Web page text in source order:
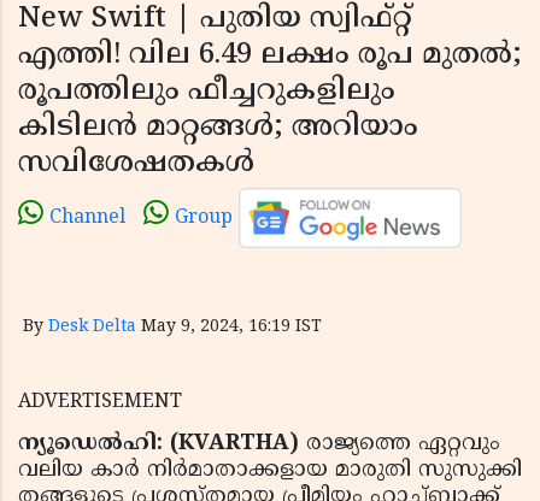
New Swift | പുതിയ സ്വിഫ്റ്റ്
എത്തി! വില 6.49 ലക്ഷം രൂപ മുതൽ;
രൂപത്തിലും ഫീച്ചറുകളിലും
കിടിലൻ മാറ്റങ്ങൾ; അറിയാം
സവിശേഷതകൾ
Channel Group
By Desk Delta May 9, 2024, 16:19 IST
ADVERTISEMENT
ന്യൂഡെൽഹി: (KVARTHA) രാജ്യത്തെ ഏറ്റവും
വലിയ കാർ നിർമാതാക്കളായ മാരുതി സുസുക്കി